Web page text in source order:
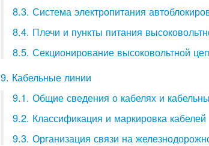
8.3. Система электропитания
8.4. Плечи и пункты питания
8.5. Секционирование высоковольтной
9. Кабельные линии
9.1. Общие сведения о кабелях и
9.2. Классификация и маркировка кабелей
9.3. Организация связи на